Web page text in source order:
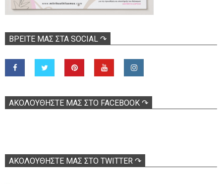
ΒΡΕΊΤΕ ΜΑΣ ΣΤΑ SOCIAL ↷
ΑΚΟΛOΥΘΉΣΤΕ ΜΑΣ ΣΤΟ FACEBOOK ↷
ΑΚΟΛΟΥΘΉΣΤΕ ΜΑΣ ΣΤΟ TWITTER ↷